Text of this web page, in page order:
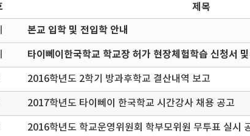
제목
본교 입학 및 전입학 안내
타이뻬이한국학교 학교장 허가 현장체험학습 신청서
2016학년도 2학기 방과후학교 결산내역 보고
2017학년도 타이뻬이 한국학교 시간강사 채용 공고
2016학년도 학교운영위원회 학부모위원 무투표 실시